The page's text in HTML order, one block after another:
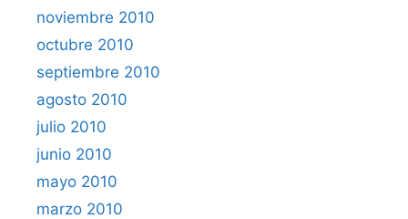
noviembre 2010
octubre 2010
septiembre 2010
agosto 2010
julio 2010
junio 2010
mayo 2010
marzo 2010